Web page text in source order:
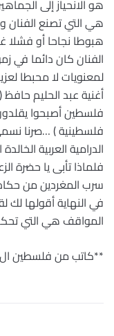
هو الانحياز إلى
هي التي تصنع
هبوطا نجاحا أو فشلا
الفنان كان دائما في
لمعنويات لا محبطا
أغنية عبد الحليم
فلسطين أصبحوا يقلدون
فلسطينية ) …صرنا
الدرامية العربية
فلماذا تأبى يا حضرة
سرب المغردين من
في النهاية أقولها
المواقف هي التي
**كاتب من فلسطين ال 48